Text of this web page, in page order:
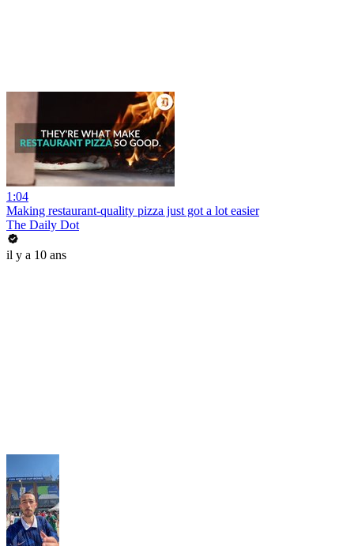
1:04
Making restaurant-quality pizza just got a lot easier
The Daily Dot
il y a 10 ans